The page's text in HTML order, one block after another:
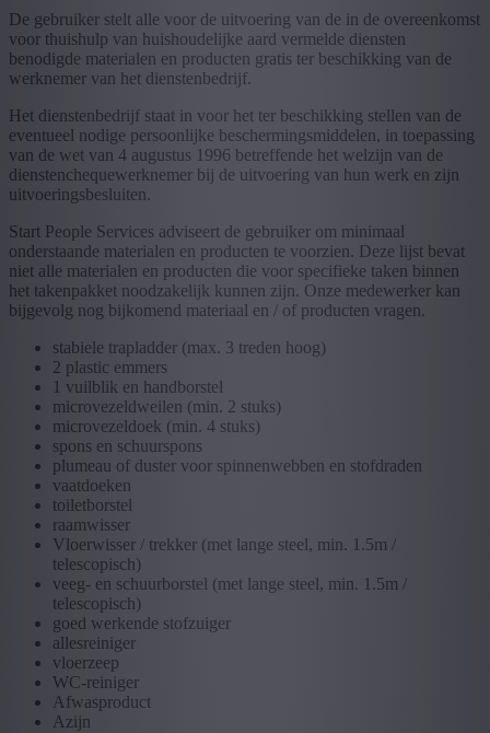
De gebruiker stelt alle voor de uitvoering van de in de overeenkomst
voor thuishulp van huishoudelijke aard vermelde diensten
benodigde materialen en producten gratis ter beschikking van de
werknemer van het dienstenbedrijf.
Het dienstenbedrijf staat in voor het ter beschikking stellen van de
eventueel nodige persoonlijke beschermingsmiddelen, in toepassing
van de wet van 4 augustus 1996 betreffende het welzijn van de
dienstenchequewerknemer bij de uitvoering van hun werk en zijn
uitvoeringsbesluiten.
Start People Services adviseert de gebruiker om minimaal
onderstaande materialen en producten te voorzien. Deze lijst bevat
niet alle materialen en producten die voor specifieke taken binnen
het takenpakket noodzakelijk kunnen zijn. Onze medewerker kan
bijgevolg nog bijkomend materiaal en / of producten vragen.
stabiele trapladder (max. 3 treden hoog)
2 plastic emmers
1 vuilblik en handborstel
microvezeldweilen (min. 2 stuks)
microvezeldoek (min. 4 stuks)
spons en schuurspons
​​​​​plumeau of duster voor spinnenwebben en stofdraden
vaatdoeken
toiletborstel
raamwisser
Vloerwisser / trekker (met lange steel, min. 1.5m /
telescopisch)
veeg- en schuurborstel (met lange steel, min. 1.5m /
telescopisch)
goed werkende stofzuiger
allesreiniger
vloerzeep
WC-reiniger
Afwasproduct
Azijn